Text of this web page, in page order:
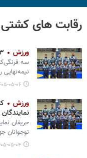
رقابت های
ورزش ۳ فرنگی‌کار نوجوان
سه
نیمه‌نهایی
۱۴۰۵-۰۵-۰۶
ورزش
نمایندگان
حریفان
۱۴۰۵-۰۵-۰۴